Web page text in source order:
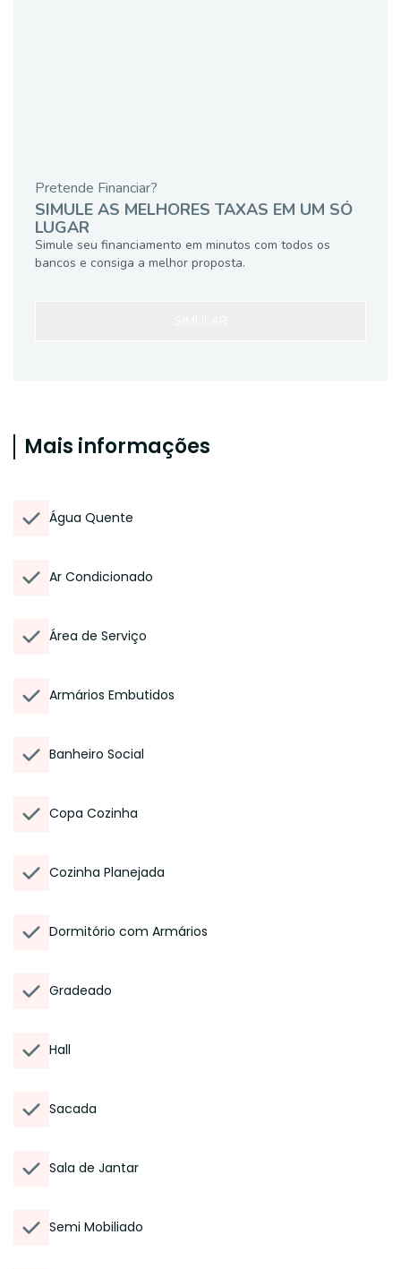
Pretende Financiar?
SIMULE AS MELHORES TAXAS EM UM SÓ
LUGAR
Simule seu financiamento em minutos com todos os
bancos e consiga a melhor proposta.
Mais informações
Água Quente
Ar Condicionado
Área de Serviço
Armários Embutidos
Banheiro Social
Copa Cozinha
Cozinha Planejada
Dormitório com Armários
Gradeado
Hall
Sacada
Sala de Jantar
Semi Mobiliado